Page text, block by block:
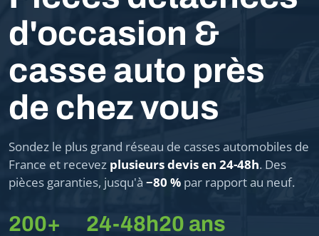
d'occasion &
casse auto près
de chez vous
Sondez le plus grand réseau de casses automobiles de
France et recevez plusieurs devis en 24-48h. Des
pièces garanties, jusqu'à −80 % par rapport au neuf.
200+ 24-48h20 ans